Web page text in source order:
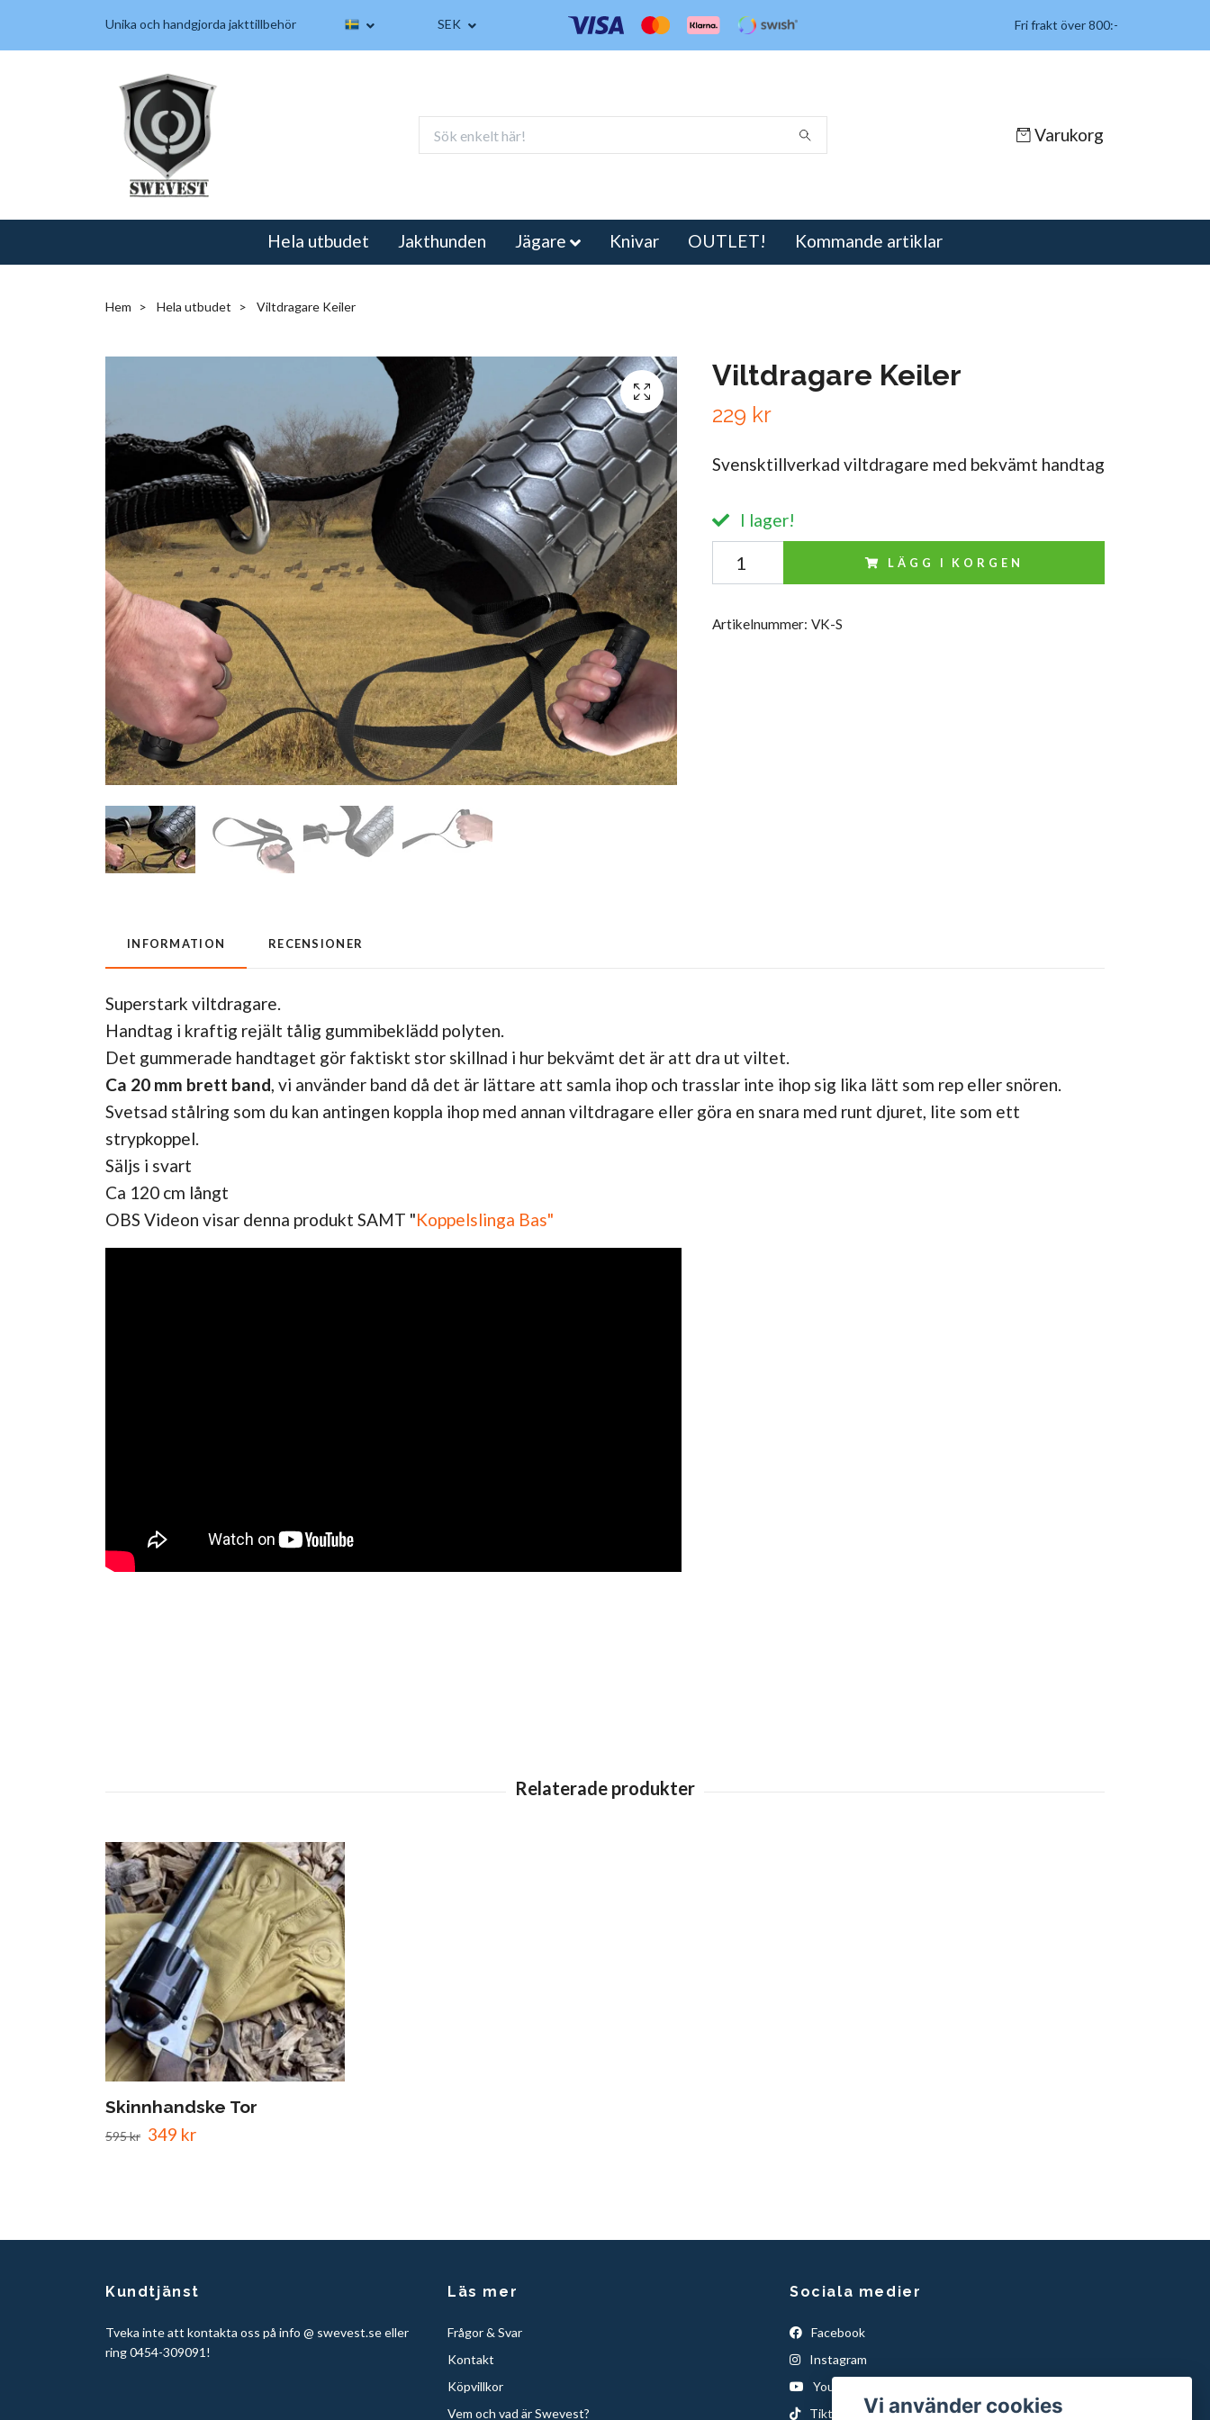
Unika och handgjorda jakttillbehör SEK Fri frakt över 800:-
Varukorg
Hela utbudet Jakthunden Jägare Knivar OUTLET! Kommande artiklar
Hem Hela utbudet Viltdragare Keiler
Viltdragare Keiler
229 kr
Svensktillverkad viltdragare med bekvämt handtag
I lager!
LÄGG I KORGEN
Artikelnummer: VK-S
INFORMATION RECENSIONER
Superstark viltdragare.
Handtag i kraftig rejält tålig gummibeklädd polyten.
Det gummerade handtaget gör faktiskt stor skillnad i hur bekvämt det är att dra ut viltet.
Ca 20 mm brett band, vi använder band då det är lättare att samla ihop och trasslar inte ihop sig lika lätt som rep eller snören.
Svetsad stålring som du kan antingen koppla ihop med annan viltdragare eller göra en snara med runt djuret, lite som ett
strypkoppel.
Säljs i svart
Ca 120 cm långt
OBS Videon visar denna produkt SAMT "Koppelslinga Bas"
Skinnhandske Tor
595 kr 349 kr
Kundtjänst
Tveka inte att kontakta oss på info @ swevest.se eller
ring 0454-309091!
Läs mer
Frågor & Svar
Kontakt
Köpvillkor
Vem och vad är Swevest?
Sociala medier
Facebook
Instagram
YouTube
Tiktok
Vi använder cookies